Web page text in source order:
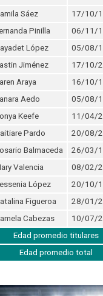
Sáez
17/10/
Pinilla
06/11/
López
05/08/
Jiménez
17/10/
Araya
16/10/
Aedo
05/08/
Keefe
11/04/
Pardo
20/08/
Balmaceda
26/03/
Valencia
08/02/
López
20/10/
Figueroa
28/01/
Cabezas
10/07/
Edad promedio titulares
Edad promedio total